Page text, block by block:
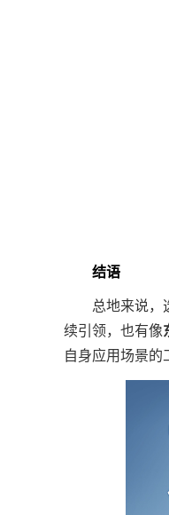
结语
总地来说，选
续引领，也有像
自身应用场景的